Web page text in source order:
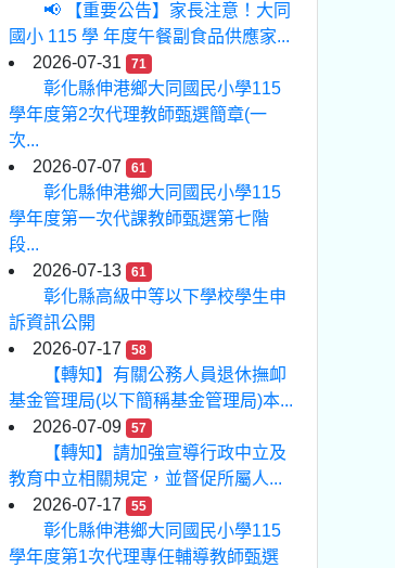
📢 【重要公告】家長注意！大同
國小 115 學 年度午餐副食品供應家...
2026-07-31
71
彰化縣伸港鄉大同國民小學115
學年度第2次代理教師甄選簡章(一
次...
2026-07-07
61
彰化縣伸港鄉大同國民小學115
學年度第一次代課教師甄選第七階
段...
2026-07-13
61
彰化縣高級中等以下學校學生申
訴資訊公開
2026-07-17
58
【轉知】有關公務人員退休撫卹
基金管理局(以下簡稱基金管理局)本...
2026-07-09
57
【轉知】請加強宣導行政中立及
教育中立相關規定，並督促所屬人...
2026-07-17
55
彰化縣伸港鄉大同國民小學115
學年度第1次代理專任輔導教師甄選